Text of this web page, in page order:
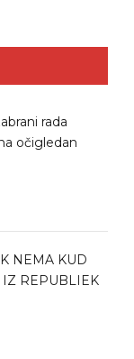
rada
očigledan
NEMA KUD
REPUBLIEK